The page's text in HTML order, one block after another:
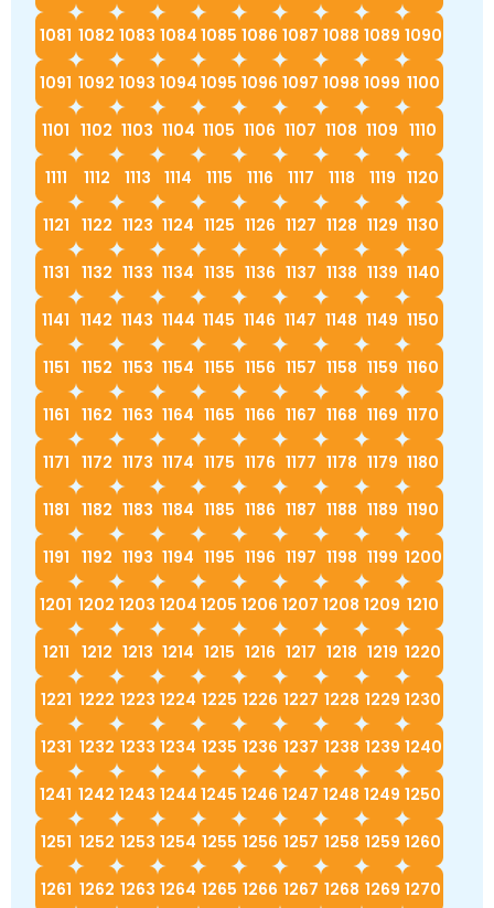
1081 1082 1083 1084 1085 1086 1087 1088 1089 1090
1091 1092 1093 1094 1095 1096 1097 1098 1099 1100
1101 1102 1103 1104 1105 1106 1107 1108 1109 1110
1111 1112 1113 1114 1115 1116 1117 1118 1119 1120
1121 1122 1123 1124 1125 1126 1127 1128 1129 1130
1131 1132 1133 1134 1135 1136 1137 1138 1139 1140
1141 1142 1143 1144 1145 1146 1147 1148 1149 1150
1151 1152 1153 1154 1155 1156 1157 1158 1159 1160
1161 1162 1163 1164 1165 1166 1167 1168 1169 1170
1171 1172 1173 1174 1175 1176 1177 1178 1179 1180
1181 1182 1183 1184 1185 1186 1187 1188 1189 1190
1191 1192 1193 1194 1195 1196 1197 1198 1199 1200
1201 1202 1203 1204 1205 1206 1207 1208 1209 1210
1211 1212 1213 1214 1215 1216 1217 1218 1219 1220
1221 1222 1223 1224 1225 1226 1227 1228 1229 1230
1231 1232 1233 1234 1235 1236 1237 1238 1239 1240
1241 1242 1243 1244 1245 1246 1247 1248 1249 1250
1251 1252 1253 1254 1255 1256 1257 1258 1259 1260
1261 1262 1263 1264 1265 1266 1267 1268 1269 1270